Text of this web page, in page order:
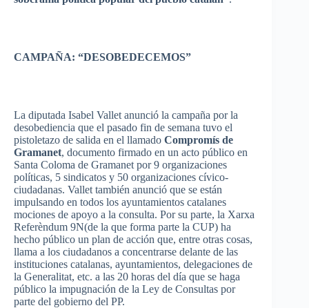
CAMPAÑA: “DESOBEDECEMOS”
La diputada Isabel Vallet anunció la campaña porla
desobediencia que el pasado fin de semana tuvo el
pistoletazo de salida en el llamado Compromís de
Gramanet, documento firmado en un acto público en
Santa Coloma de Gramanet por9 organizaciones
políticas, 5 sindicatos y 50 organizaciones cívico-
ciudadanas. Vallet también anunció que se están
impulsando en todos los ayuntamientos catalanes
mociones de apoyo a la consulta. Por su parte, la Xarxa
Referèndum 9N(de la que forma parte la CUP) ha
hecho público un plan de acción que, entre otras cosas,
llama a los ciudadanos a concentrarse delante de las
instituciones catalanas, ayuntamientos, delegaciones de
la Generalitat, etc. a las 20 horas del día que se haga
público la impugnación de la Ley de Consultas por
parte del gobierno del PP.